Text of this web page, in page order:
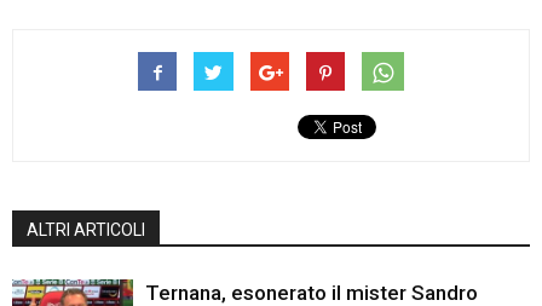
ALTRI ARTICOLI
Ternana, esonerato il mister Sandro